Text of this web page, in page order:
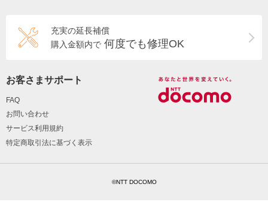
充実の延長補償
購入金額内で 何度でも修理OK
お客さまサポート
FAQ
お問い合わせ
サービス利用規約
特定商取引法に基づく表示
©NTT DOCOMO